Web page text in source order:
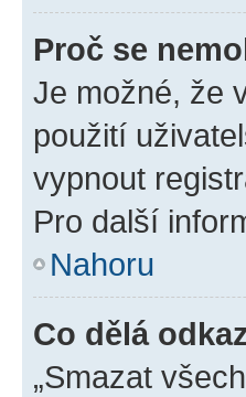
Proč se
Je možné, že
použití
vypnout
Pro další
Nahoru
Co dělá
„Smazat